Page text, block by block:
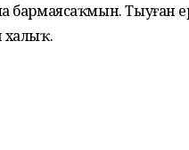
бармаясаҡмын. Тыуған
халыҡ.